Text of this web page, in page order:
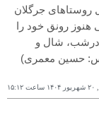
روستاهای جرگلان
رونق خود را
شال و
حسین معمری)